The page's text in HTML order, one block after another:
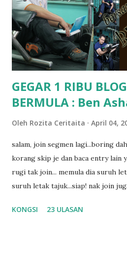
pun tak tau.. pengsan aku bila
mungkin sebab abg long sendiri
masalah dyslexia.. tapi minor la..
dyslexia tu.. lepas tu kami buat
GEGAR 1 RIBU
BERMULA : Ben
Oleh Rozita Ceritaita April 04,
salam, join segmen lagi...boring
korang skip je dan baca entry lain
rugi tak join... memula dia suruh
suruh letak tajuk...siap! nak join
KONGSI 23 ULASAN